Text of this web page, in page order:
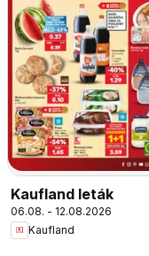
Kaufland leták
06.08. - 12.08.2026
Kaufland